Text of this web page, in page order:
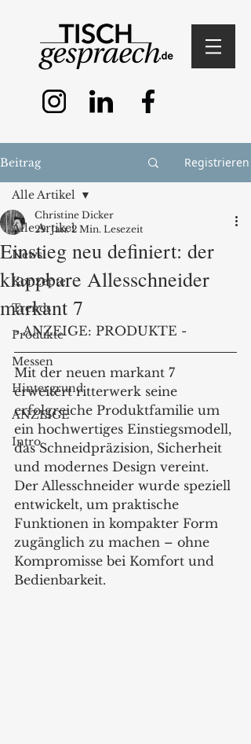
Beitrag Registrieren
Alle Artikel
News
Konzepte
Trends
Produkte
Messen
Hintergrund
ANZEIGE
Intro
Alle Artikel
Einstieg neu definiert: der
klappbare Allesschneider
markant 7
Christine Dicker
29. Jan. 2 Min. Lesezeit
- ANZEIGE: PRODUKTE -
Mit der neuen markant 7
erweitert ritterwerk seine
erfolgreiche Produktfamilie um
ein hochwertiges Einstiegsmodell,
das Schneidpräzision, Sicherheit
und modernes Design vereint.
Der Allesschneider wurde speziell
entwickelt, um praktische
Funktionen in kompakter Form
zugänglich zu machen – ohne
Kompromisse bei Komfort und
Bedienbarkeit.